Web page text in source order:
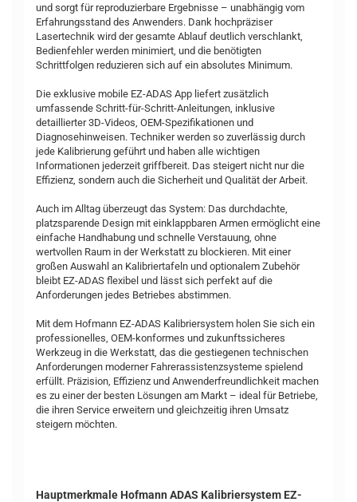
und sorgt für reproduzierbare Ergebnisse – unabhängig vom
Erfahrungsstand des Anwenders. Dank hochpräziser
Lasertechnik wird der gesamte Ablauf deutlich verschlankt,
Bedienfehler werden minimiert, und die benötigten
Schrittfolgen reduzieren sich auf ein absolutes Minimum.
Die exklusive mobile EZ-ADAS App liefert zusätzlich
umfassende Schritt-für-Schritt-Anleitungen, inklusive
detaillierter 3D-Videos, OEM-Spezifikationen und
Diagnosehinweisen. Techniker werden so zuverlässig durch
jede Kalibrierung geführt und haben alle wichtigen
Informationen jederzeit griffbereit. Das steigert nicht nur die
Effizienz, sondern auch die Sicherheit und Qualität der Arbeit.
Auch im Alltag überzeugt das System: Das durchdachte,
platzsparende Design mit einklappbaren Armen ermöglicht eine
einfache Handhabung und schnelle Verstauung, ohne
wertvollen Raum in der Werkstatt zu blockieren. Mit einer
großen Auswahl an Kalibriertafeln und optionalem Zubehör
bleibt EZ-ADAS flexibel und lässt sich perfekt auf die
Anforderungen jedes Betriebes abstimmen.
Mit dem Hofmann EZ-ADAS Kalibriersystem holen Sie sich ein
professionelles, OEM-konformes und zukunftssicheres
Werkzeug in die Werkstatt, das die gestiegenen technischen
Anforderungen moderner Fahrerassistenzsysteme spielend
erfüllt. Präzision, Effizienz und Anwenderfreundlichkeit machen
es zu einer der besten Lösungen am Markt – ideal für Betriebe,
die ihren Service erweitern und gleichzeitig ihren Umsatz
steigern möchten.
Hauptmerkmale Hofmann ADAS Kalibriersystem EZ-